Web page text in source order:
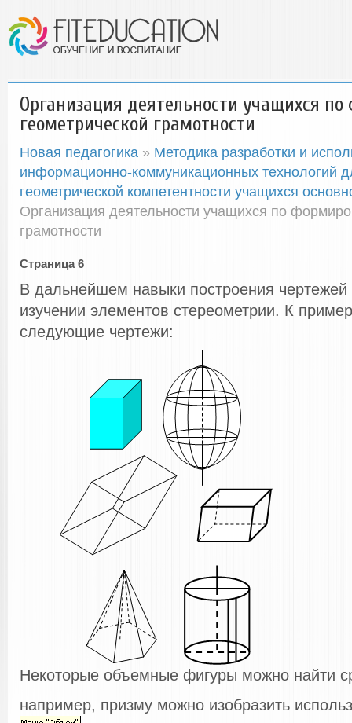
Организация деятельности учащихся
геометрической грамотности
Новая педагогика » Методика разработки и
информационно-коммуникационных технологий
геометрической компетентности учащихся
Организация деятельности учащихся по
грамотности
Страница 6
В дальнейшем навыки построения чертежей
изучении элементов стереометрии. К
следующие чертежи:
Некоторые объемные фигуры можно найти
например, призму можно изобразить